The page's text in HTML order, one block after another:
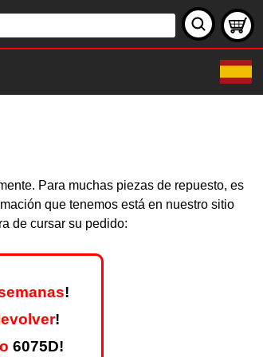
Para muchas piezas de repuesto, es
que tenemos está en nuestro sitio
de cursar su pedido:
!
!
6075D!